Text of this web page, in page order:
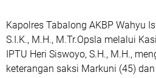
Kapolres Tabalong AKBP Wahyu
S.I.K., M.H., M.Tr.Opsla melalui
IPTU Heri Siswoyo, S.H., M.H.,
keterangan saksi Markuni (45)